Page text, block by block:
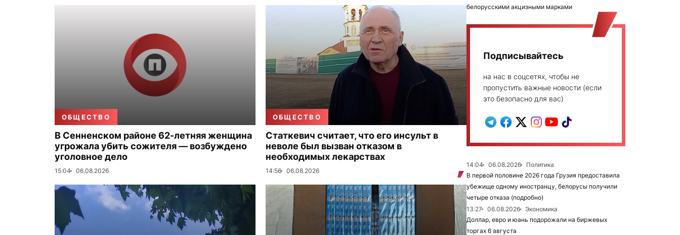
ОБЩЕСТВО
В Сенненском районе 62-летняя женщина
угрожала убить сожителя — возбуждено
уголовное дело
15:04 06.08.2026
ОБЩЕСТВО
Статкевич считает, что его инсульт в
неволе был вызван отказом в
необходимых лекарствах
14:56 06.08.2026
белорусскими акцизными марками
Подписывайтесь
на нас в соцсетях, чтобы не
пропустить важные новости (если
это безопасно для вас)
14:04 06.08.2026
Политика
В первой половине 2026 года Грузия предоставила
убежище одному иностранцу, белорусы получили
четыре отказа (подробно)
13:27
06.08.2026
Экономика
Доллар, евро и юань подорожали на биржевых
торгах 6 августа